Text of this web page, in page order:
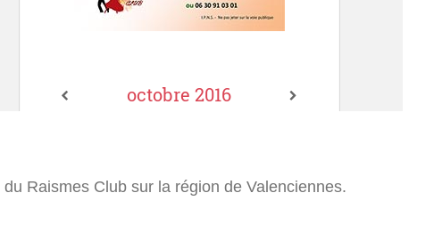
Raismes Club sur la région de Valenciennes.